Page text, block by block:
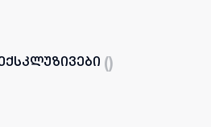
()